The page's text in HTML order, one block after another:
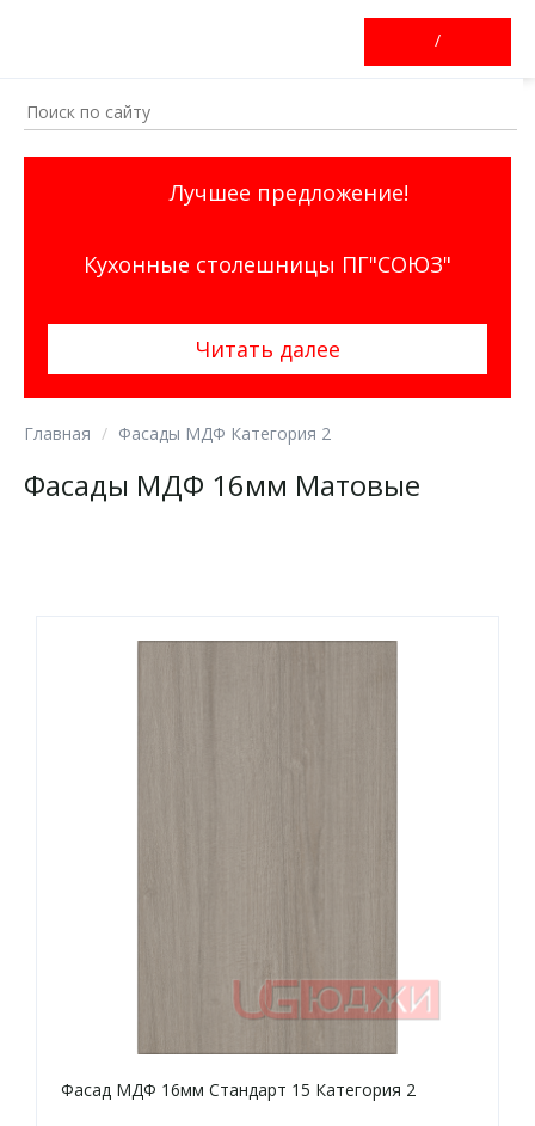
/
Лучшее предложение!
Кухонные столешницы ПГ"СОЮЗ"
Читать далее
Главная Фасады МДФ Категория 2
Фасады МДФ 16мм Матовые
Фасад МДФ 16мм Стандарт 15 Категория 2